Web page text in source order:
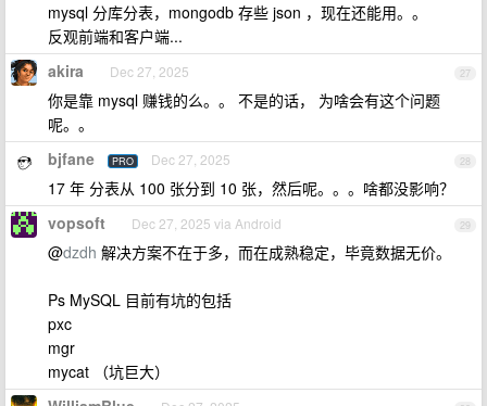
mysql 分库分表，mongodb 存些 json ，现在还能用。。
反观前端和客户端...
27
akira Dec 27, 2025
你是靠 mysql 赚钱的么。。 不是的话， 为啥会有这个问题
呢。。
28
bjfane PRO Dec 27, 2025
17 年 分表从 100 张分到 10 张，然后呢。。。啥都没影响？
29
vopsoft Dec 27, 2025 via Android
@dzdh 解决方案不在于多，而在成熟稳定，毕竟数据无价。
Ps MySQL 目前有坑的包括
pxc
mgr
mycat （坑巨大）